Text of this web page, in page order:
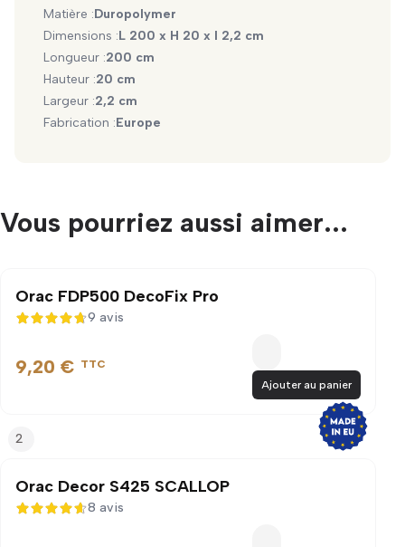
Matière :Duropolymer
Dimensions :L 200 x H 20 x l 2,2 cm
Longueur :200 cm
Hauteur :20 cm
Largeur :2,2 cm
Fabrication :Europe
Vous pourriez aussi aimer...
Orac FDP500 DecoFix Pro
4,7 sur 5
9 avis
9,20 € TTC
Ajouter au panier
2
Orac Decor S425 SCALLOP
4,6 sur 5
8 avis